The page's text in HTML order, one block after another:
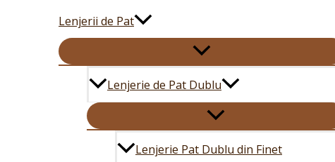
Lenjerii de Pat
Lenjerie de Pat Dublu
Lenjerie Pat Dublu din Finet